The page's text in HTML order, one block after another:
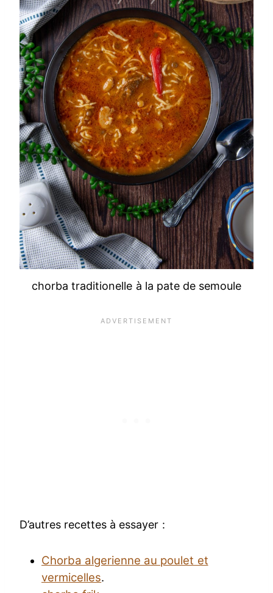
chorba traditionelle à la pate de semoule
D’autres recettes à essayer :
Chorba algerienne au poulet et
vermicelles.